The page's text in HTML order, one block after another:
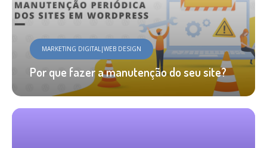
MARKETING DIGITAL|WEB DESIGN
Por que fazer a manutenção do seu site?